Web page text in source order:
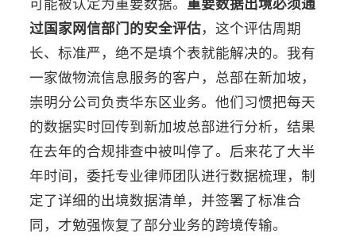
过国家网信部门的安全评估，这个评估周期
长、标准严，绝不是填个表就能解决的。我有
一家做物流信息服务的客户，总部在新加坡，
崇明分公司负责华东区业务。他们习惯把每天
的数据实时回传到新加坡总部进行分析，结果
在去年的合规排查中被叫停了。后来花了大半
年时间，委托专业律师团队进行数据梳理，制
定了详细的出境数据清单，并签署了标准合
同，才勉强恢复了部分业务的跨境传输。